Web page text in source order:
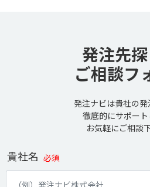
発注先
ご相談フ
発注ナビは貴社の
徹底的にサポート
お気軽にご相談
貴社名 必須